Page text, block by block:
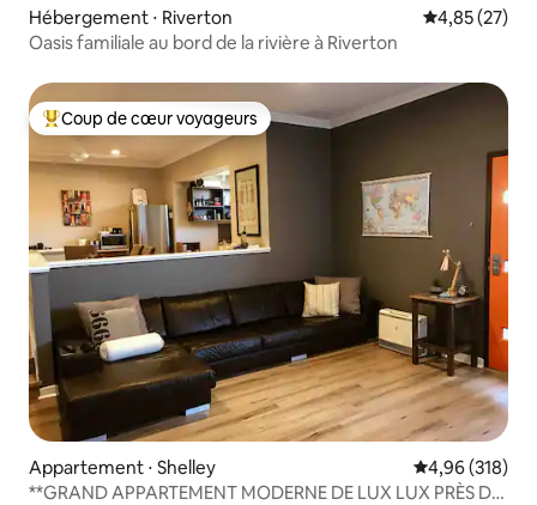
Hébergement ⋅ Riverton Évaluation
4,85 (27)
Oasis familiale au bord de la rivière à Riverton
Coups de cœur voyageurs les plus appréciés
Coup de cœur voyageurs
Appartement ⋅ Shelley Évaluation
4,96 (318)
**GRAND APPARTEMENT MODERNE DE LUX LUX PRÈS DU